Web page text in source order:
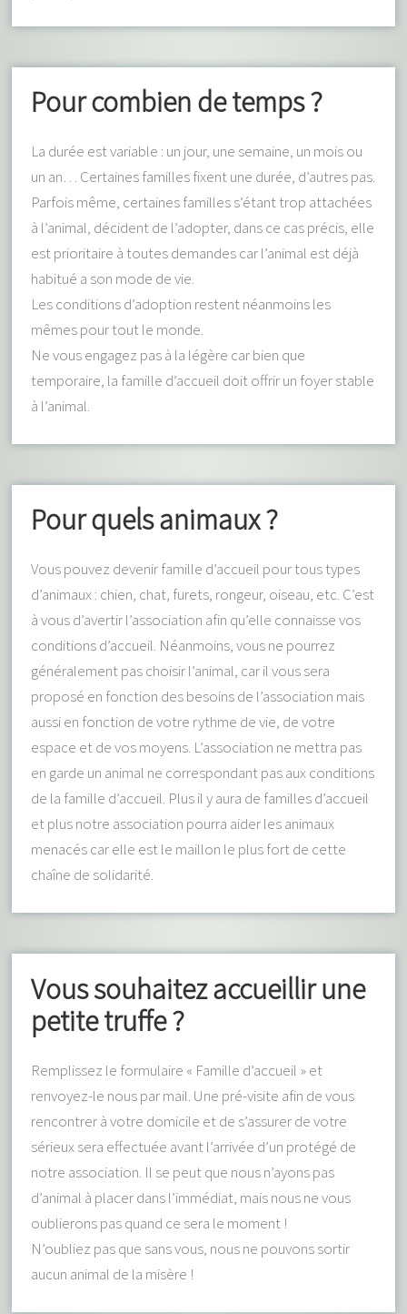
Pour combien de temps ?
La durée est variable : un jour, une semaine, un mois ou
un an… Certaines familles fixent une durée, d’autres pas.
Parfois même, certaines familles s’étant trop attachées
à l’animal, décident de l’adopter, dans ce cas précis, elle
est prioritaire à toutes demandes car l’animal est déjà
habitué a son mode de vie.
Les conditions d’adoption restent néanmoins les
mêmes pour tout le monde.
Ne vous engagez pas à la légère car bien que
temporaire, la famille d’accueil doit offrir un foyer stable
à l’animal.
Pour quels animaux ?
Vous pouvez devenir famille d’accueil pour tous types
d’animaux : chien, chat, furets, rongeur, oiseau, etc. C’est
à vous d’avertir l’association afin qu’elle connaisse vos
conditions d’accueil. Néanmoins, vous ne pourrez
généralement pas choisir l’animal, car il vous sera
proposé en fonction des besoins de l’association mais
aussi en fonction de votre rythme de vie, de votre
espace et de vos moyens. L’association ne mettra pas
en garde un animal ne correspondant pas aux conditions
de la famille d’accueil. Plus il y aura de familles d’accueil
et plus notre association pourra aider les animaux
menacés car elle est le maillon le plus fort de cette
chaîne de solidarité.
Vous souhaitez accueillir une
petite truffe ?
Remplissez le formulaire « Famille d’accueil » et
renvoyez-le nous par mail. Une pré-visite afin de vous
rencontrer à votre domicile et de s’assurer de votre
sérieux sera effectuée avant l’arrivée d’un protégé de
notre association. Il se peut que nous n’ayons pas
d’animal à placer dans l’immédiat, mais nous ne vous
oublierons pas quand ce sera le moment !
N’oubliez pas que sans vous, nous ne pouvons sortir
aucun animal de la misère !